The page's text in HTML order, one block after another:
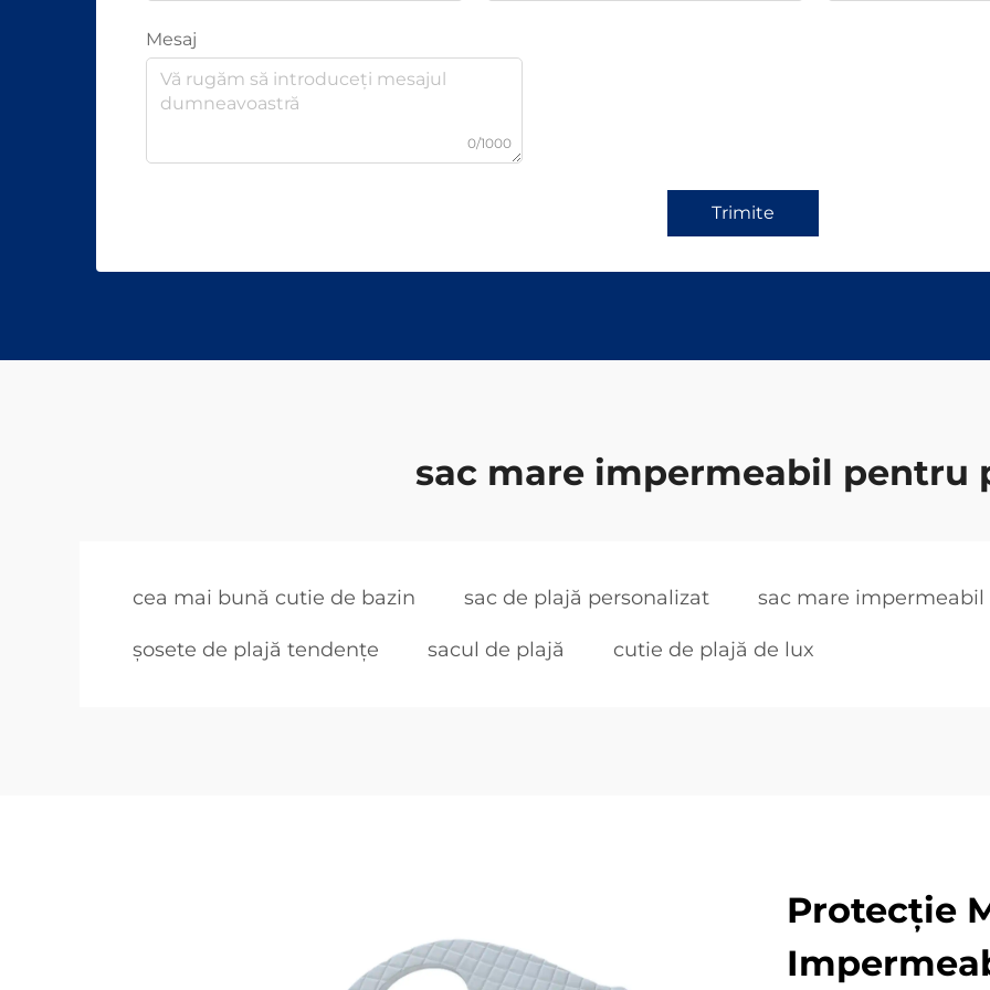
Mesaj
0/1000
Trimite
sac mare impermeabil pentru
cea mai bună cutie de bazin sac de plajă personalizat sac mare
șosete de plajă tendențe sacul de plajă cutie de plajă de lux
Protecție